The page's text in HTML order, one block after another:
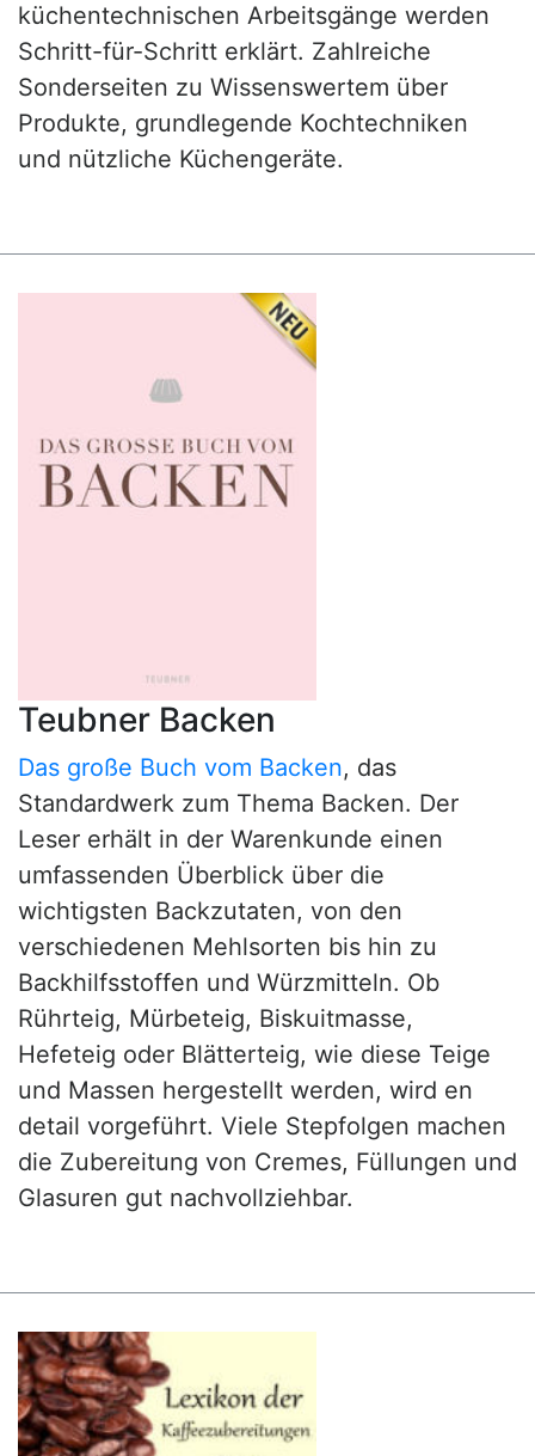
küchentechnischen Arbeitsgänge werden
Schritt-für-Schritt erklärt. Zahlreiche
Sonderseiten zu Wissenswertem über
Produkte, grundlegende Kochtechniken
und nützliche Küchengeräte.
Teubner Backen
Das große Buch vom Backen, das
Standardwerk zum Thema Backen. Der
Leser erhält in der Warenkunde einen
umfassenden Überblick über die
wichtigsten Backzutaten, von den
verschiedenen Mehlsorten bis hin zu
Backhilfsstoffen und Würzmitteln. Ob
Rührteig, Mürbeteig, Biskuitmasse,
Hefeteig oder Blätterteig, wie diese Teige
und Massen hergestellt werden, wird en
detail vorgeführt. Viele Stepfolgen machen
die Zubereitung von Cremes, Füllungen und
Glasuren gut nachvollziehbar.